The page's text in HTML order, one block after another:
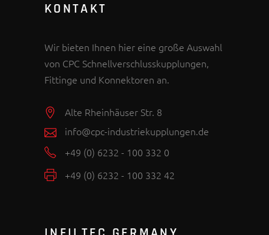
KONTAKT
Wir bieten Ihnen hier eine große Auswahl
von CPC Schnellverschlusskupplungen,
Fittinge und Konnektoren an.
Alte Rheinhäuser Str. 8
info@cpc-industriekupplungen.de
+49 (0) 6232 - 100 332 0
+49 (0) 6232 - 100 332 42